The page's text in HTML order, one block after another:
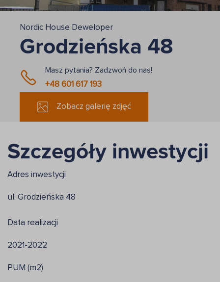
Nordic House Deweloper
Grodzieńska 48
Masz pytania? Zadzwoń do nas!
+48 601 617 193
Zobacz galerię zdjęć
Szczegóły inwestycji
Adres inwestycji
ul. Grodzieńska 48
Data realizacji
2021-2022
PUM (m2)